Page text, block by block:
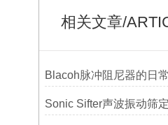
相关文章/